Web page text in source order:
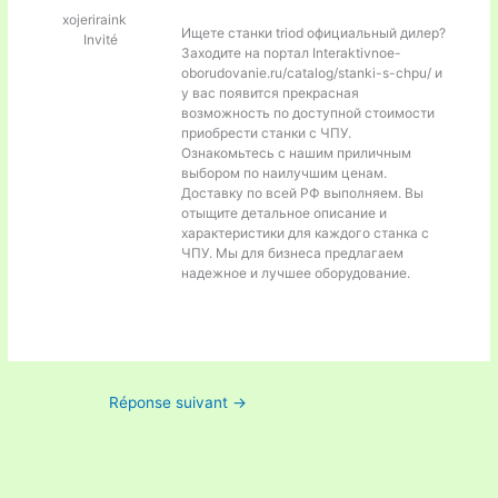
xojeriraink
Invité
Ищетестанки triod официальный дилер?
Заходите на портал Interaktivnoe-
oborudovanie.ru/catalog/stanki-s-chpu/ и
у вас появится прекрасная
возможность по доступной стоимости
приобрести станки с ЧПУ.
Ознакомьтесь с нашим приличным
выбором по наилучшим ценам.
Доставку по всей РФ выполняем. Вы
отыщите детальное описание и
характеристики для каждого станка с
ЧПУ. Мы для бизнеса предлагаем
надежное и лучшее оборудование.
Réponse suivant →